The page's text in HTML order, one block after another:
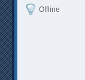
Offline